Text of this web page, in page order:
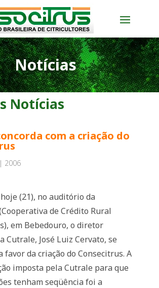
Notícias
Notícias
com a criação do
2006
(21), no auditório da
de Crédito Rural
em Bebedouro, o diretor
Cutrale, José Luiz Cervato, se
favor da criação do Consecitrus. A
imposta pela Cutrale para que
tenham seqüência foi a